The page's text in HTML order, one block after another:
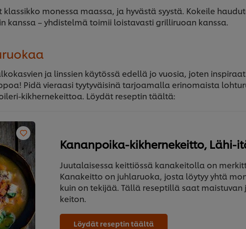
monessa maassa, ja hyvästä syystä. Kokeile
kanssa – yhdistelmä toimii loistavasti grilliruoan kanssa.
ja linssien käytössä edellä jo vuosia, joten
Pidä vieraasi tyytyväisinä tarjoamalla erinomaista
kikhernekeittoa. Löydät reseptin täältä:
Kananpoika-kikhernekeitto, Lähi-
Juutalaisessa keittiössä kanakeitolla on
Kanakeitto on juhlaruoka, josta löytyy yhtä
kuin on tekijää. Tällä reseptillä saat maistuvan
keiton.
Löydät reseptin täältä